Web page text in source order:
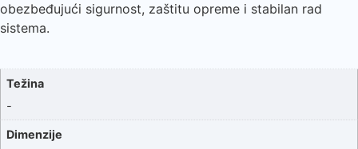
obezbeđujući sigurnost, zaštitu opreme i stabilan rad
sistema.
Težina
-
Dimenzije